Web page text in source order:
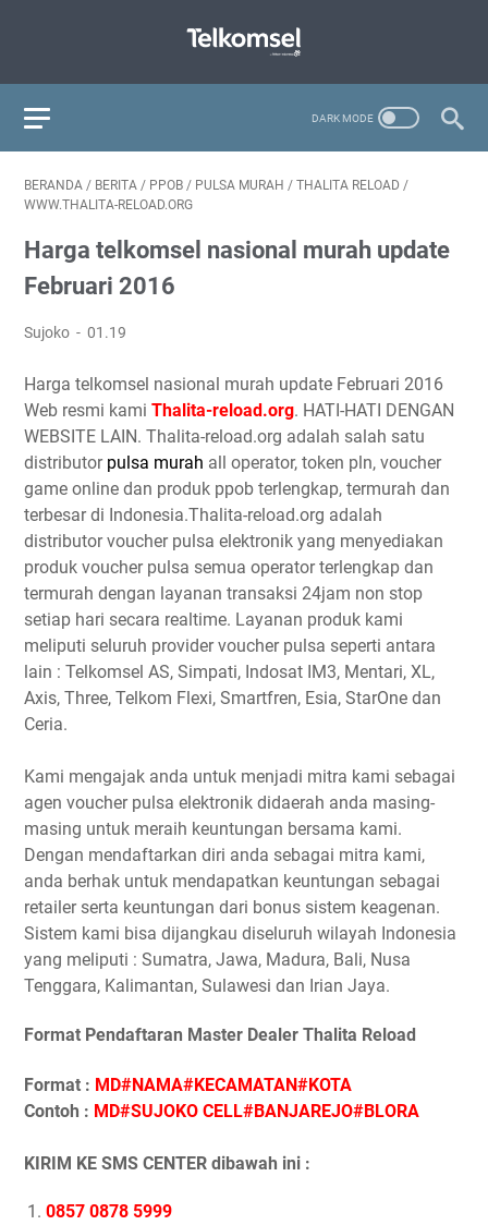
BERANDA / BERITA / PPOB / PULSA MURAH / THALITA RELOAD /
WWW.THALITA-RELOAD.ORG
Harga telkomsel nasional murah update
Februari 2016
Sujoko 01.19
Harga telkomsel nasional murah update Februari 2016
Web resmi kami Thalita-reload.org. HATI-HATI DENGAN
WEBSITE LAIN. Thalita-reload.org adalah salah satu
distributor pulsa murah all operator, token pln, voucher
game online dan produk ppob terlengkap, termurah dan
terbesar di Indonesia.Thalita-reload.org adalah
distributor voucher pulsa elektronik yang menyediakan
produk voucher pulsa semua operator terlengkap dan
termurah dengan layanan transaksi 24jam non stop
setiap hari secara realtime. Layanan produk kami
meliputi seluruh provider voucher pulsa seperti antara
lain : Telkomsel AS, Simpati, Indosat IM3, Mentari, XL,
Axis, Three, Telkom Flexi, Smartfren, Esia, StarOne dan
Ceria.
Kami mengajak anda untuk menjadi mitra kami sebagai
agen voucher pulsa elektronik didaerah anda masing-
masing untuk meraih keuntungan bersama kami.
Dengan mendaftarkan diri anda sebagai mitra kami,
anda berhak untuk mendapatkan keuntungan sebagai
retailer serta keuntungan dari bonus sistem keagenan.
Sistem kami bisa dijangkau diseluruh wilayah Indonesia
yang meliputi : Sumatra, Jawa, Madura, Bali, Nusa
Tenggara, Kalimantan, Sulawesi dan Irian Jaya.
Format Pendaftaran Master Dealer Thalita Reload
Format : MD#NAMA#KECAMATAN#KOTA
Contoh : MD#SUJOKO CELL#BANJAREJO#BLORA
KIRIM KE SMS CENTER dibawah ini :
0857 0878 5999